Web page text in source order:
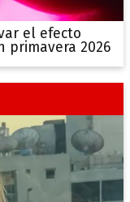
el efecto
primavera 2026